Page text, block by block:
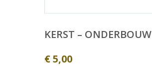
KERST – ONDERBOUW
€5,00